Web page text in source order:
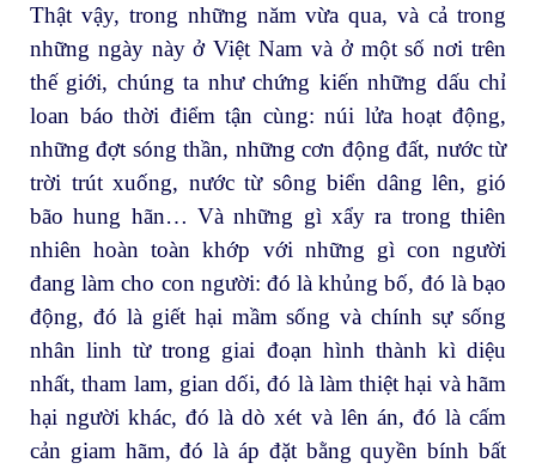
Thật vậy, trong những năm vừa qua, và cả trong
những ngày này ở Việt Nam và ở một số nơi trên
thế giới, chúng ta như chứng kiến những dấu chỉ
loan báo thời điểm tận cùng: núi lửa hoạt động,
những đợt sóng thần, những cơn động đất, nước từ
trời trút xuống, nước từ sông biển dâng lên, gió
bão hung hãn… Và những gì xẩy ra trong thiên
nhiên hoàn toàn khớp với những gì con người
đang làm cho con người: đó là khủng bố, đó là bạo
động, đó là giết hại mầm sống và chính sự sống
nhân linh từ trong giai đoạn hình thành kì diệu
nhất, tham lam, gian dối, đó là làm thiệt hại và hãm
hại người khác, đó là dò xét và lên án, đó là cấm
cản giam hãm, đó là áp đặt bằng quyền bính bất